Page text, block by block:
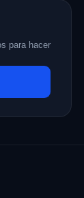
para hacer